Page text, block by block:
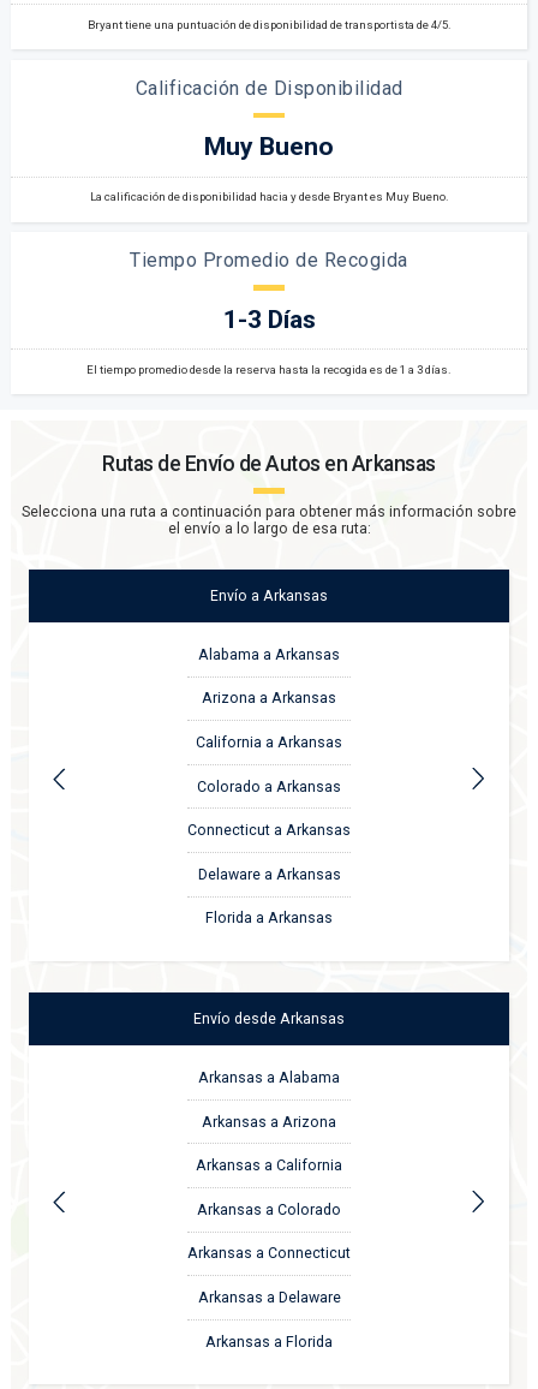
Bryant tiene una puntuación de disponibilidad de transportista de 4/5.
Calificación de Disponibilidad
Muy Bueno
La calificación de disponibilidad hacia y desde Bryant es Muy Bueno.
Tiempo Promedio de Recogida
1-3 Días
El tiempo promedio desde la reserva hasta la recogida es de 1 a 3 días.
Rutas de Envío de Autos en Arkansas
Selecciona una ruta a continuación para obtener más información sobre
el envío a lo largo de esa ruta:
Envío a Arkansas
Alabama a Arkansas
Arizona a Arkansas
California a Arkansas
Colorado a Arkansas
Connecticut a Arkansas
Delaware a Arkansas
Florida a Arkansas
Envío desde Arkansas
Arkansas a Alabama
Arkansas a Arizona
Arkansas a California
Arkansas a Colorado
Arkansas a Connecticut
Arkansas a Delaware
Arkansas a Florida